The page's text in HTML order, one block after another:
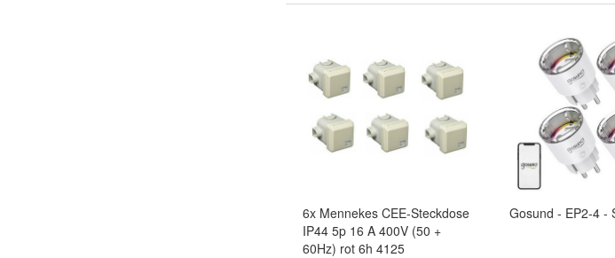
6x Mennekes CEE-Steckdose
IP44 5p 16 A 400V (50 +
60Hz) rot 6h 4125
Gosund - EP2-4 -